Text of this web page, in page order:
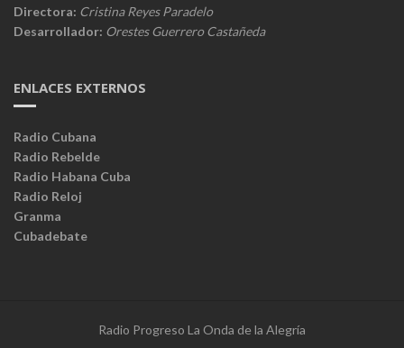
Directora: Cristina Reyes Paradelo
Desarrollador: Orestes Guerrero Castañeda
ENLACES EXTERNOS
Radio Cubana
Radio Rebelde
Radio Habana Cuba
Radio Reloj
Granma
Cubadebate
Radio Progreso La Onda de la Alegría